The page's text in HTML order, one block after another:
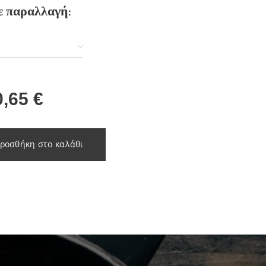
παραλλαγή:
€
στο καλάθι